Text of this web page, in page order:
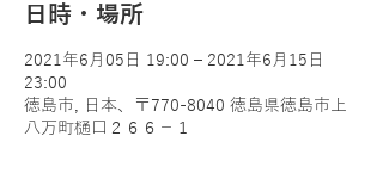
日時・場所
2021年6月05日 19:00 – 2021年6月15日
23:00
徳島市, 日本、〒770-8040 徳島県徳島市上
八万町樋口２６６−１